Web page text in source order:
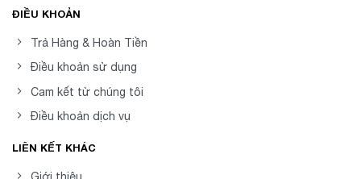
ĐIỀU KHOẢN
Trả Hàng & Hoàn Tiền
Điều khoản sử dụng
Cam kết từ chúng tôi
Điều khoản dịch vụ
LIÊN KẾT KHÁC